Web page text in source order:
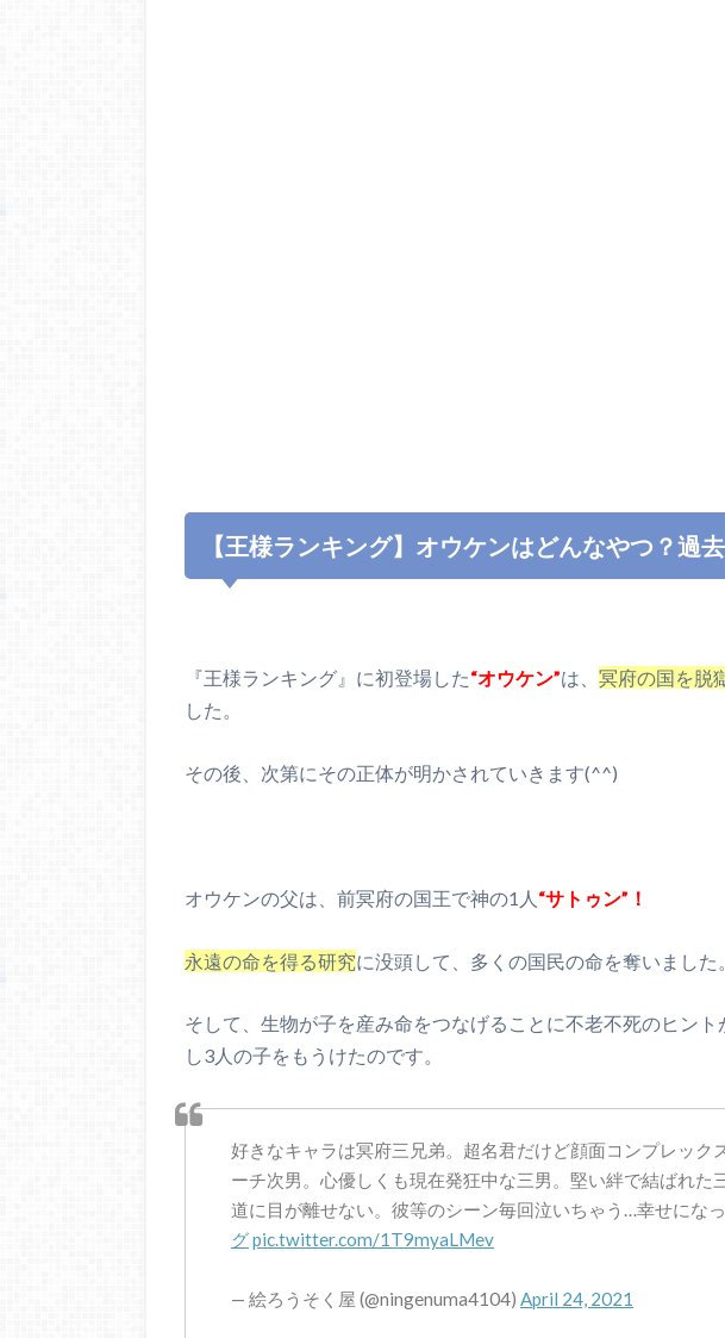
【王様ランキング】オウケンはどんなやつ？過
『王様ランキング』に初登場した“オウケン”は、 冥府の国を脱
した。
その後、次第にその正体が明かされていきます(^^)
オウケンの父は、前冥府の国王で神の1人 “サトゥン”！
永遠の命を得る研究に没頭して、多くの国民の命を奪いました。
そして、生物が子を産み命をつなげることに不老不死のヒント
し3人の子をもうけたのです。
好きなキャラは冥府三兄弟。超名君だけど顔面コンプレック
ーチ次男。心優しくも現在発狂中な三男。堅い絆で結ばれた
道に目が離せない。彼等のシーン毎回泣いちゃう…幸せにな
グpic.twitter.com/1T9myaLMev
— 絵ろうそく屋 (@ningenuma4104) April 24, 2021